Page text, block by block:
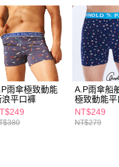
購買商品的店家。未經商家同意取
享後付繳納相關費用。
交易是否成功請以「AFTEE先享後
是否繳費成功／繳費後需取消欲退款
付客戶支援中心」 https://
【注意事項】
．透過由恩沛科技股份有限公司提
易，需依本服務之必要範圍內提供
債權轉讓予恩沛科技股份有限公司。
．關於個人資料處理事宜，請瀏覽以
爾富取貨付款
筆NT$65，滿NT$490(含以上)
款後萊爾富取貨
筆NT$65，滿NT$490(含以上)
11取貨付款
筆NT$65，滿NT$490(含以上)
後7-11取貨
雨傘極致動能
浪平口褲
A.P雨傘船
極致動能平
NT$249
NT$279